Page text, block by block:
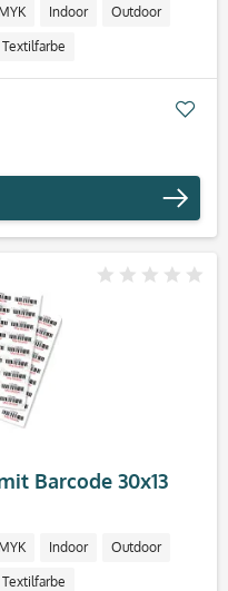
Indoor Outdoor
Barcode 30x13
Indoor Outdoor